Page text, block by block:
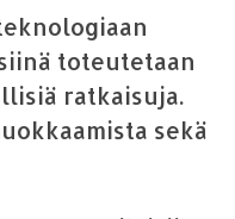
toteutetaan
ratkaisuja.
sekä